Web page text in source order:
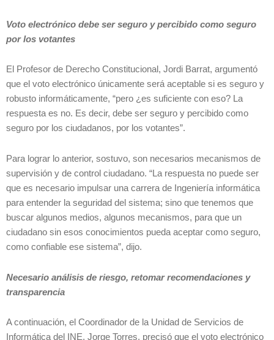
Voto electrónico debe ser seguro y percibido como seguro
por los votantes
El Profesor de Derecho Constitucional, Jordi Barrat, argumentó
que el voto electrónico únicamente será aceptable si es seguro y
robusto informáticamente, “pero ¿es suficiente con eso? La
respuesta es no. Es decir, debe ser seguro y percibido como
seguro por los ciudadanos, por los votantes”.
Para lograr lo anterior, sostuvo, son necesarios mecanismos de
supervisión y de control ciudadano. “La respuesta no puede ser
que es necesario impulsar una carrera de Ingeniería informática
para entender la seguridad del sistema; sino que tenemos que
buscar algunos medios, algunos mecanismos, para que un
ciudadano sin esos conocimientos pueda aceptar como seguro,
como confiable ese sistema”, dijo.
Necesario análisis de riesgo, retomar recomendaciones y
transparencia
A continuación, el Coordinador de la Unidad de Servicios de
Informática del INE, Jorge Torres, precisó que el voto electrónico